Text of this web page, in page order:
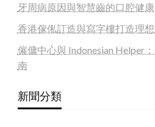
牙周病原因與智慧齒的口腔健康
香港傢俬訂造與寫字樓打造理
僱傭中心與 Indonesian Helper
南
新聞分類